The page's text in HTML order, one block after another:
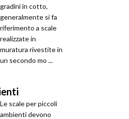
gradini in cotto,
generalmente si fa
riferimento a scale
realizzate in
muratura rivestite in
un secondo mo ...
Le scale per piccoli
ambienti devono